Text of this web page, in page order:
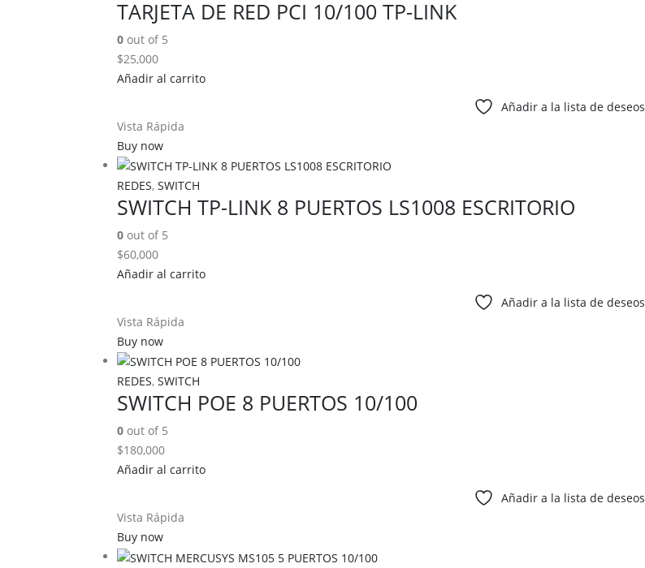
TARJETA DE RED PCI 10/100 TP-LINK
0 out of 5
$25,000
Añadir al carrito
Añadir a la lista de deseos
Vista Rápida
Buy now
REDES, SWITCH
SWITCH TP-LINK 8 PUERTOS LS1008 ESCRITORIO
0 out of 5
$60,000
Añadir al carrito
Añadir a la lista de deseos
Vista Rápida
Buy now
REDES, SWITCH
SWITCH POE 8 PUERTOS 10/100
0 out of 5
$180,000
Añadir al carrito
Añadir a la lista de deseos
Vista Rápida
Buy now